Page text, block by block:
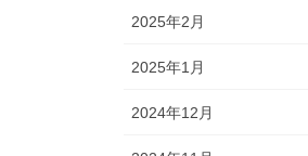
2025年2月
2025年1月
2024年12月